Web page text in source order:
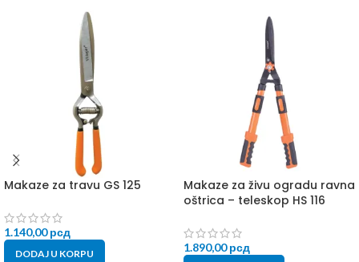
Makaze za travu GS 125
1.140,00рсд
DODAJ U KORPU
Makaze za živu ogradu ravna
oštrica – teleskop HS 116
1.890,00рсд